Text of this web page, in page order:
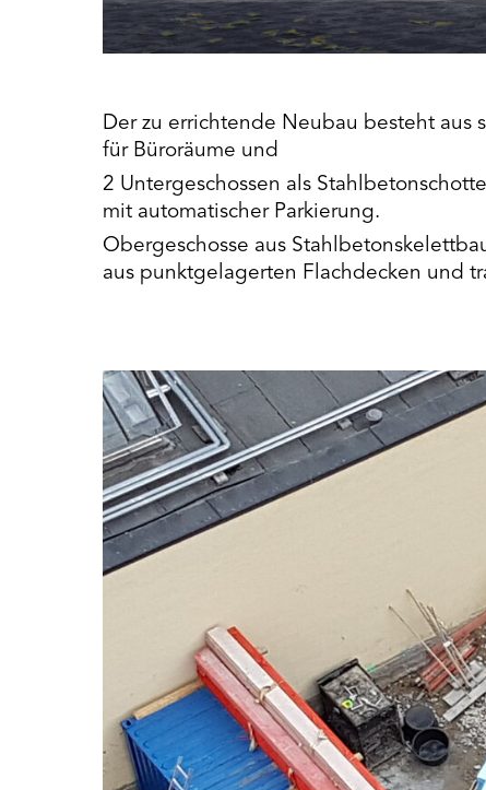
Der zu errichtende Neubau besteht aus
für Büroräume und
2 Untergeschossen als
mit automatischer Parkierung.
Obergeschosse aus
aus punktgelagerten Flachdecken und